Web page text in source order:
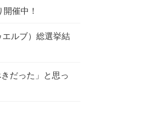
催中！
ルブ）総選挙結
だった」と思っ